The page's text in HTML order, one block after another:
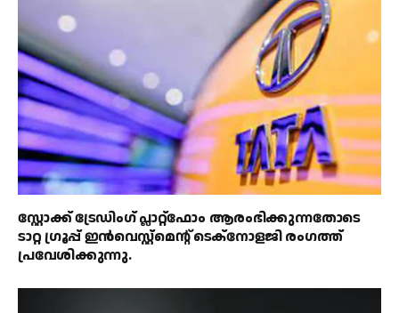
സ്റ്റോക്ക് ട്രേഡിംഗ് പ്ലാറ്റ്‌ഫോം ആരംഭിക്കുന്നതോടെ
ടാറ്റ ഗ്രൂപ്പ് ഇൻവെസ്റ്റ്‌മെൻ്റ് ടെക്‌നോളജി രംഗത്ത്
പ്രവേശിക്കുന്നു.